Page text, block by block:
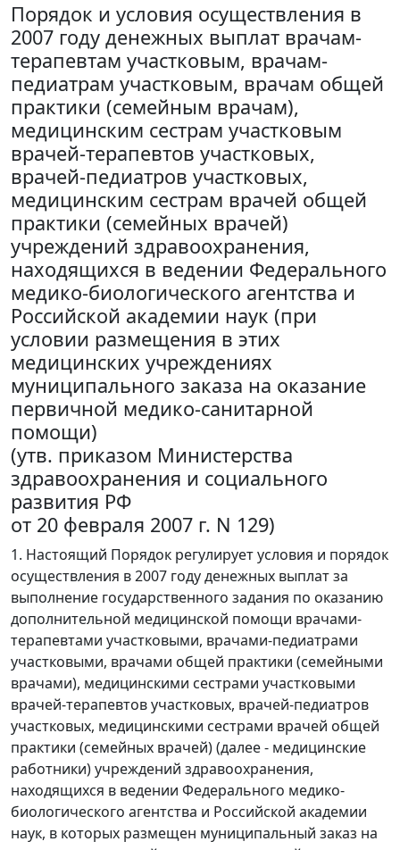
Порядок и условия осуществления в
2007 году денежных выплат врачам-
терапевтам участковым, врачам-
педиатрам участковым, врачам общей
практики (семейным врачам),
медицинским сестрам участковым
врачей-терапевтов участковых,
врачей-педиатров участковых,
медицинским сестрам врачей общей
практики (семейных врачей)
учреждений здравоохранения,
находящихся в ведении Федерального
медико-биологического агентства и
Российской академии наук (при
условии размещения в этих
медицинских учреждениях
муниципального заказа на оказание
первичной медико-санитарной
помощи)
(утв. приказом Министерства
здравоохранения и социального
развития РФ
от 20 февраля 2007 г. N 129)
1. Настоящий Порядок регулирует условия и порядок
осуществления в 2007 году денежных выплат за
выполнение государственного задания по оказанию
дополнительной медицинской помощи врачами-
терапевтами участковыми, врачами-педиатрами
участковыми, врачами общей практики (семейными
врачами), медицинскими сестрами участковыми
врачей-терапевтов участковых, врачей-педиатров
участковых, медицинскими сестрами врачей общей
практики (семейных врачей) (далее - медицинские
работники) учреждений здравоохранения,
находящихся в ведении Федерального медико-
биологического агентства и Российской академии
наук, в которых размещен муниципальный заказ на